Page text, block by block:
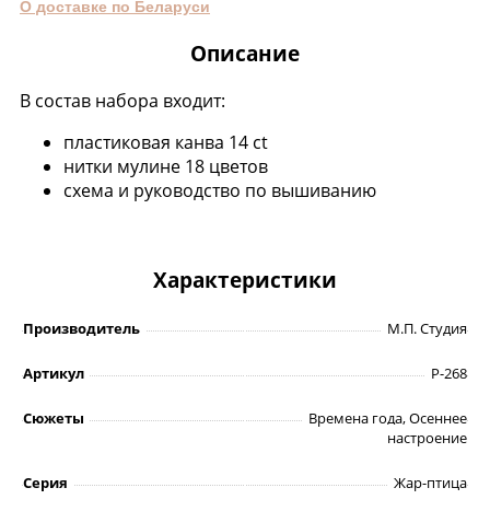
О доставке по Беларуси
Описание
В состав набора входит:
пластиковая канва 14 ct
нитки мулине 18 цветов
схема и руководство по вышиванию
Характеристики
Производитель М.П. Студия
Артикул Р-268
Сюжеты
Времена года, Осеннее
настроение
Серия Жар-птица